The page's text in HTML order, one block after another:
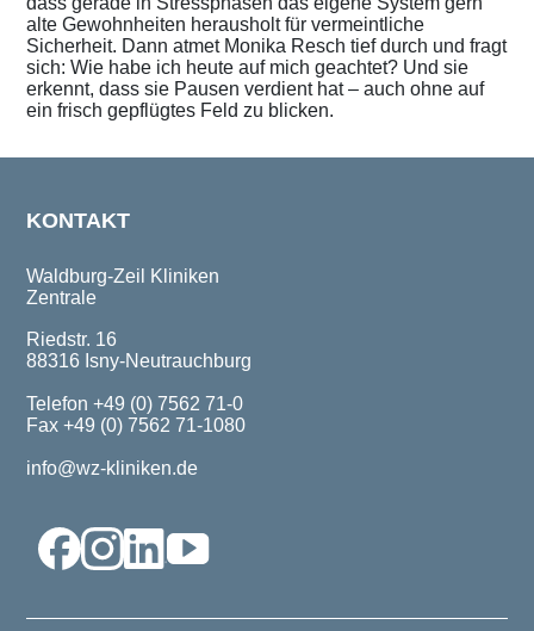
alte Gewohnheiten herausholt für vermeintliche
Sicherheit. Dann atmet Monika Resch tief durch und fragt
sich: Wie habe ich heute auf mich geachtet? Und sie
erkennt, dass sie Pausen verdient hat – auch ohne auf
ein frisch gepflügtes Feld zu blicken.
KONTAKT
Waldburg-Zeil Kliniken
Zentrale
Riedstr. 16
88316 Isny-Neutrauchburg
Telefon +49 (0) 7562 71-0
Fax +49 (0) 7562 71-1080
info@wz-kliniken.de